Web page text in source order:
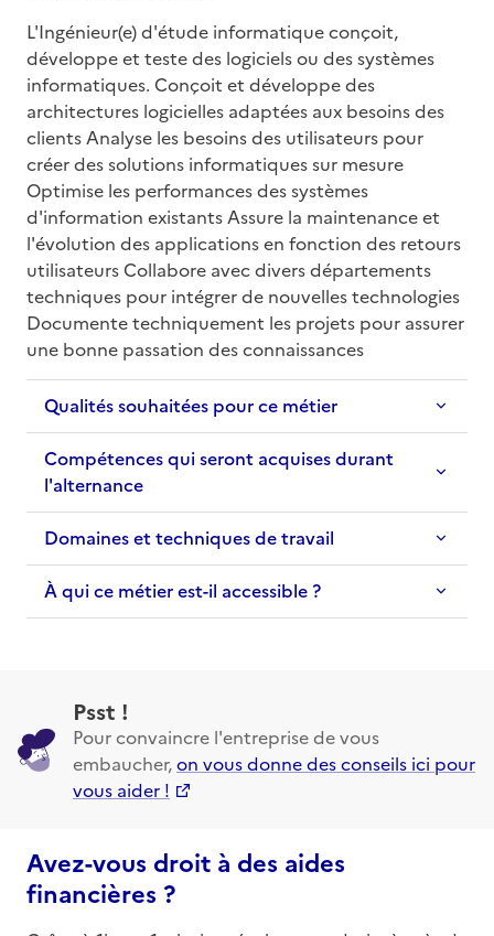
L'Ingénieur(e) d'étude informatique conçoit,
développe et teste des logiciels ou des systèmes
informatiques. Conçoit et développe des
architectures logicielles adaptées aux besoins des
clients Analyse les besoins des utilisateurs pour
créer des solutions informatiques sur mesure
Optimise les performances des systèmes
d'information existants Assure la maintenance et
l'évolution des applications en fonction des retours
utilisateurs Collabore avec divers départements
techniques pour intégrer de nouvelles technologies
Documente techniquement les projets pour assurer
une bonne passation des connaissances
Qualités souhaitées pour ce métier
Compétences qui seront acquises durant
l'alternance
Domaines et techniques de travail
À qui ce métier est-il accessible ?
Psst !
Pour convaincre l'entreprise de vous
embaucher,on vous donne des conseils ici pour
vous aider !
Avez-vous droit à des aides
financières ?